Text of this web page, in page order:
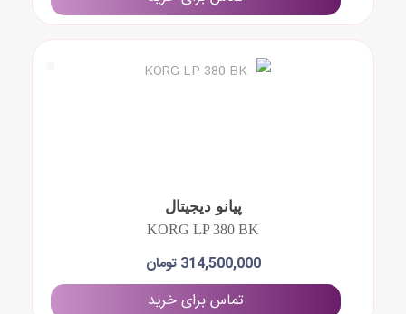
پیانو دیجیتال
KORG LP 380 BK
314,500,000 تومان
تماس برای خرید